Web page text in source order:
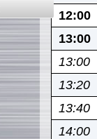
12:00
13:00
13:00
13:20
13:40
14:00